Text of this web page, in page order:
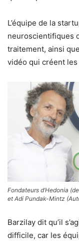
L’équipe de la
neuroscientifiques
traitement, ainsi
vidéo qui créent
Fondateurs d’Hedonia
et Adi Pundak-Mintz
Barzilay dit qu’il
difficile, car les